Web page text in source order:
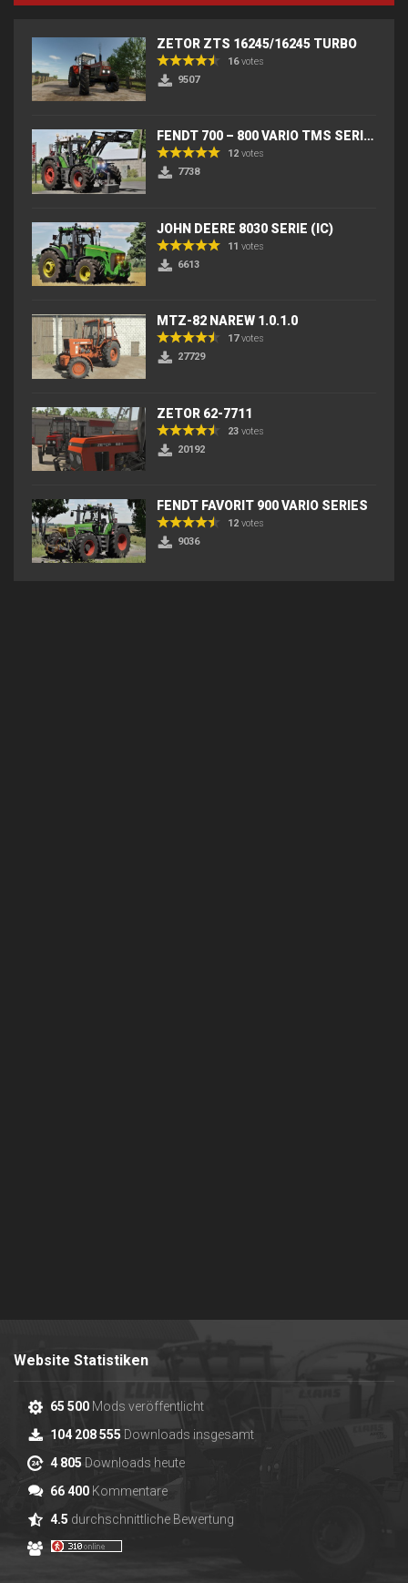
ZETOR ZTS 16245/16245 TURBO
16votes
9507
FENDT 700 – 800 VARIO TMS SERIES (IC) V2
12 votes
7738
JOHN DEERE 8030 SERIE (IC)
11 votes
6613
MTZ-82 NAREW 1.0.1.0
17votes
27729
ZETOR 62-7711
23 votes
20192
FENDT FAVORIT 900 VARIO SERIES
12 votes
9036
Website Statistiken
65 500 Mods veröffentlicht
104 208 555 Downloads insgesamt
4 805 Downloads heute
66 400 Kommentare
4.5 durchschnittliche Bewertung